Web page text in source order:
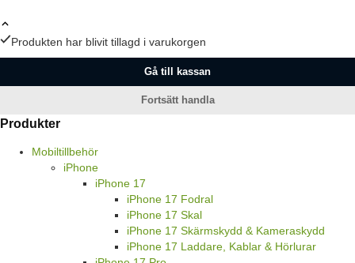
Produkten har blivit tillagd i varukorgen
Gå till kassan
Fortsätt handla
Produkter
Mobiltillbehör
iPhone
iPhone 17
iPhone 17 Fodral
iPhone 17 Skal
iPhone 17 Skärmskydd & Kameraskydd
iPhone 17 Laddare, Kablar & Hörlurar